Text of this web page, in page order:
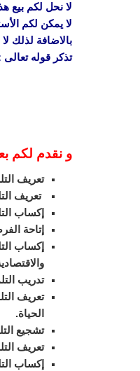
لا نحل لكم بيع
لا يمكن لكم
بالاضافة لذلك
تذكر قوله
و نقدم لكم
تعريف
تعريف
إكساب
إتاحة
إكساب
تدريب
تعريف
الحياة.
تشجيع
تعريف
إكساب